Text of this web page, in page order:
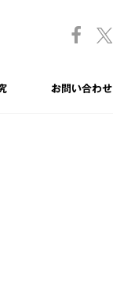
お問い合わせ